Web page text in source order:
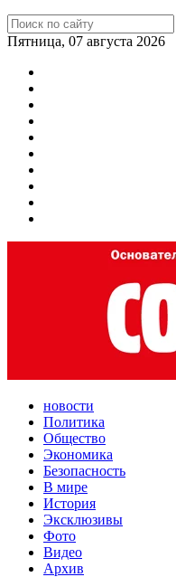
Пятница, 07 августа 2026
новости
Политика
Общество
Экономика
Безопасность
В мире
История
Эксклюзивы
Фото
Видео
Архив